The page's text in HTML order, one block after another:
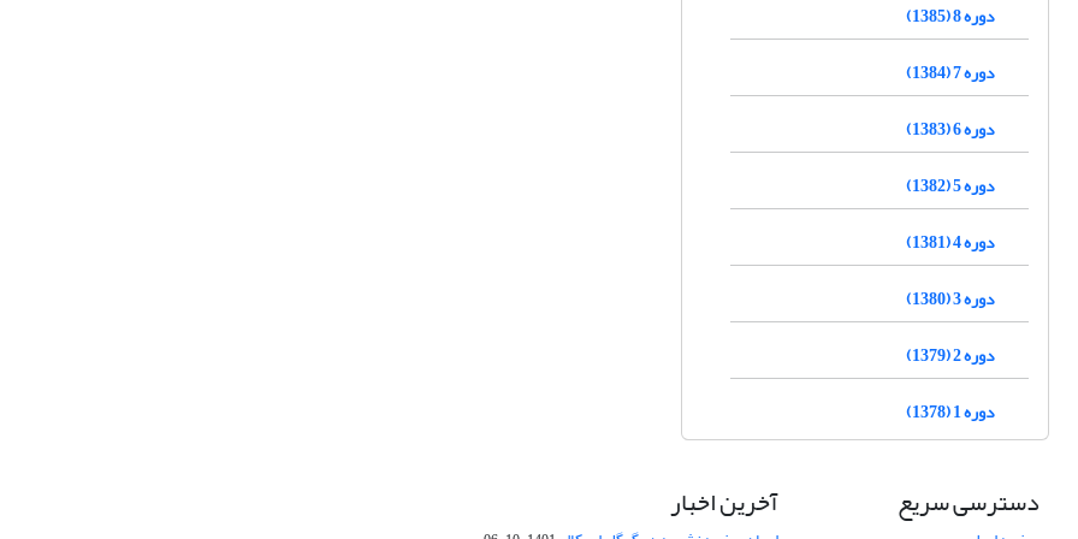
دوره 8 (1385)
دوره 7 (1384)
دوره 6 (1383)
دوره 5 (1382)
دوره 4 (1381)
دوره 3 (1380)
دوره 2 (1379)
دوره 1 (1378)
دسترسی سریع آخرین اخبار